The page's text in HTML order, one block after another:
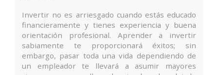
Invertir no es arriesgado cuando estás educado
financieramente y tienes experiencia y buena
orientación profesional. Aprender a invertir
sabiamente te proporcionará éxitos; sin
embargo, pasar toda una vida dependiendo de
un empleador te llevará a asumir mayores